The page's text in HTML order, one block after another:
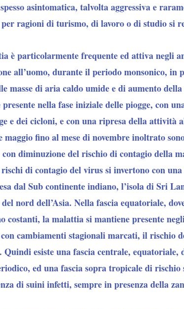
asintomatica, talvolta aggressiva e
ragioni di turismo, di lavoro o di studio si
è particolarmente frequente ed attiva negli
all’uomo, durante il periodo monsonico,
masse di aria caldo umide e di aumento
presente nella fase iniziale delle piogge, con
e dei cicloni, e con una ripresa della attività
maggio fino al mese di novembre inoltrato
diminuzione del rischio di contagio della
di contagio del virus si invertono con
dal Sub continente indiano, l’isola di Sri
nord dell’Asia. Nella fascia equatoriale,
costanti, la malattia si mantiene presente
cambiamenti stagionali marcati, il rischio
esiste una fascia centrale,
ed una fascia sopra tropicale di
di suini infetti, sempre in presenza della